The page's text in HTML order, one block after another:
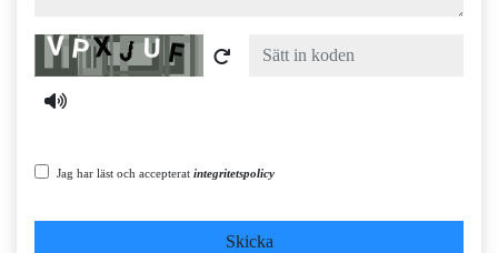
Captcha
Jag har läst och accepterat integritetspolicy
Skicka